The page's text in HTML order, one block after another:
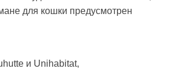
для кошки предусмотрен
и Unihabitat,